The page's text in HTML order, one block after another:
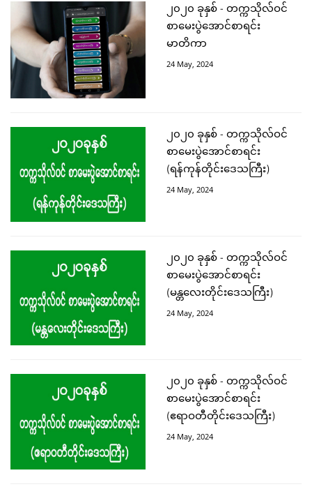
၂၀၂၀ ခုနှစ် - တက္ကသိုလ်ဝင်
စာမေးပွဲအောင်စာရင်း
မာတိကာ
24 May, 2024
၂၀၂၀ ခုနှစ် - တက္ကသိုလ်ဝင်
စာမေးပွဲအောင်စာရင်း
(ရန်ကုန်တိုင်းဒေသကြီး)
24 May, 2024
၂၀၂၀ ခုနှစ် - တက္ကသိုလ်ဝင်
စာမေးပွဲအောင်စာရင်း
(မန္တလေးတိုင်းဒေသကြီး)
24 May, 2024
၂၀၂၀ ခုနှစ် - တက္ကသိုလ်ဝင်
စာမေးပွဲအောင်စာရင်း
(ဧရာဝတီတိုင်းဒေသကြီး)
24 May, 2024